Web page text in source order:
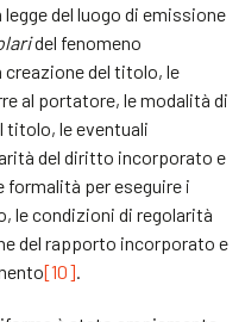
legge del luogo di emissione
del fenomeno
del titolo, le
al portatore, le modalità di
titolo, le eventuali
del diritto incorporato e
formalità per eseguire i
le condizioni di regolarità
del rapporto incorporato e
[10]